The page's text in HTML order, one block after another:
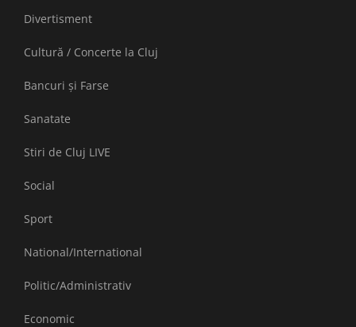
Divertisment
Cultură / Concerte la Cluj
Bancuri și Farse
Sanatate
Stiri de Cluj LIVE
Social
Sport
National/International
Politic/Administrativ
Economic